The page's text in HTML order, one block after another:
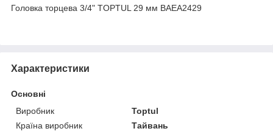
Головка торцева 3/4" TOPTUL 29 мм BAEA2429
Характеристики
Основні
Виробник
Toptul
Країна виробник
Тайвань